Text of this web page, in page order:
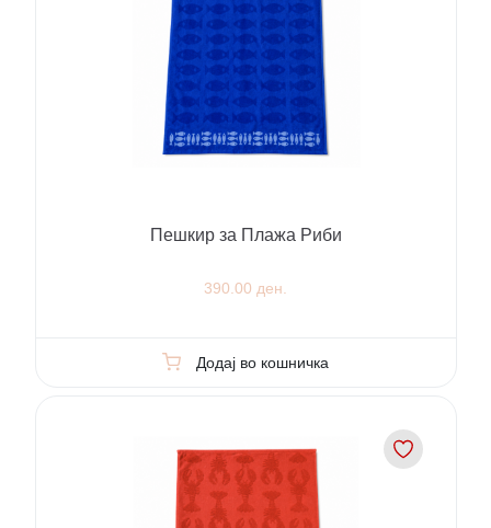
Пешкир за Плажа Риби
390.00 ден.
Додај во кошничка